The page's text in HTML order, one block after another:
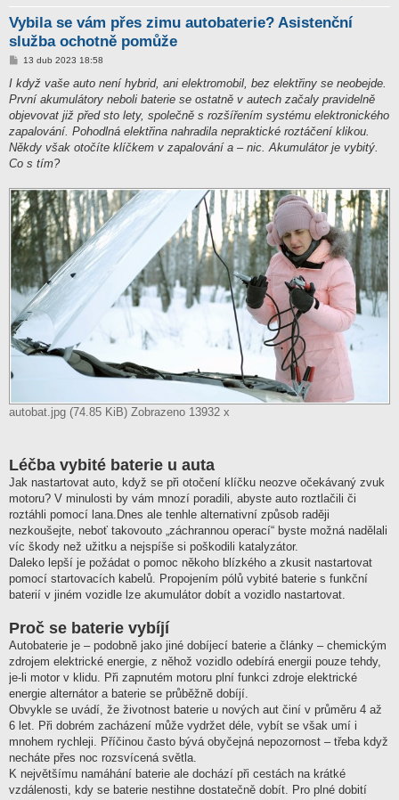
Vybila se vám přes zimu autobaterie? Asistenční
služba ochotně pomůže
P
í
p
ě
v
e
k
13 dub 2023 18:58
I když vaše auto není hybrid, ani elektromobil, bez elektřiny se neobejde.
První akumulátory neboli baterie se ostatně v autech začaly pravidelně
objevovat již před sto lety, společně s rozšířením systému elektronického
zapalování. Pohodlná elektřina nahradila nepraktické roztáčení klikou.
Někdy však otočíte klíčkem v zapalování a – nic. Akumulátor je vybitý.
Co s tím?
autobat.jpg (74.85 KiB) Zobrazeno 13932 x
Léčba vybité baterie u auta
Jak nastartovat auto, když se při otočení klíčku neozve očekávaný zvuk
motoru? V minulosti by vám mnozí poradili, abyste auto roztlačili či
roztáhli pomocí lana.Dnes ale tenhle alternativní způsob raději
nezkoušejte, neboť takovouto „záchrannou operací“ byste možná nadělali
víc škody než užitku a nejspíše si poškodili katalyzátor.
Daleko lepší je požádat o pomoc někoho blízkého a zkusit nastartovat
pomocí startovacích kabelů. Propojením pólů vybité baterie s funkční
baterií v jiném vozidle lze akumulátor dobít a vozidlo nastartovat.
Proč se baterie vybíjí
Autobaterie je – podobně jako jiné dobíjecí baterie a články – chemickým
zdrojem elektrické energie, z něhož vozidlo odebírá energii pouze tehdy,
je-li motor v klidu. Při zapnutém motoru plní funkci zdroje elektrické
energie alternátor a baterie se průběžně dobíjí.
Obvykle se uvádí, že životnost baterie u nových aut činí v průměru 4 až
6 let. Při dobrém zacházení může vydržet déle, vybít se však umí i
mnohem rychleji. Příčinou často bývá obyčejná nepozornost – třeba když
necháte přes noc rozsvícená světla.
K největšímu namáhání baterie ale dochází při cestách na krátké
vzdálenosti, kdy se baterie nestihne dostatečně dobít. Pro plné dobití